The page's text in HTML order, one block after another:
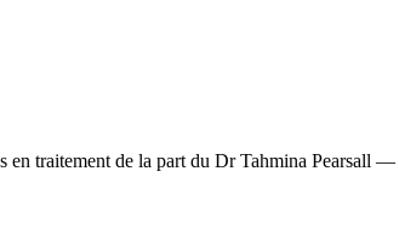
en traitement de la part du Dr Tahmina Pearsall